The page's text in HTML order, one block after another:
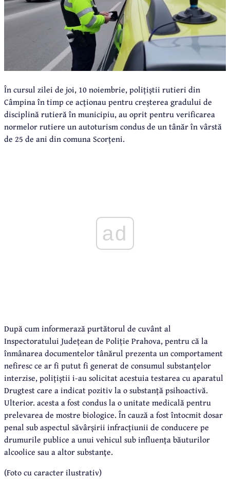
În cursul zilei de joi, 10 noiembrie, polițiștii rutieri din
Câmpina în timp ce acționau pentru creșterea gradului de
disciplină rutieră în municipiu, au oprit pentru verificarea
normelor rutiere un autoturism condus de un tânăr în vârstă
de 25 de ani din comuna Scorțeni.
ad
După cum informerază purtătorul de cuvânt al
Inspectoratului Județean de Poliție Prahova, pentru că la
înmânarea documentelor tânărul prezenta un comportament
nefiresc ce ar fi putut fi generat de consumul substanțelor
interzise, polițiștii i-au solicitat acestuia testarea cu aparatul
Drugtest care a indicat pozitiv la o substanță psihoactivă.
Ulterior. acesta a fost condus la o unitate medicală pentru
prelevarea de mostre biologice. În cauză a fost întocmit dosar
penal sub aspectul săvârșirii infracțiunii de conducere pe
drumurile publice a unui vehicul sub influența băuturilor
alcoolice sau a altor substanţe.
(Foto cu caracter ilustrativ)